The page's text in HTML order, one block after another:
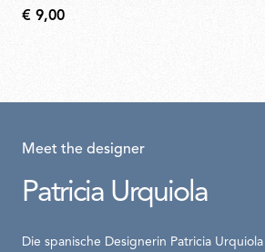
€ 9,00
Meet the designer
Patricia Urquiola
Die spanische Designerin Patricia